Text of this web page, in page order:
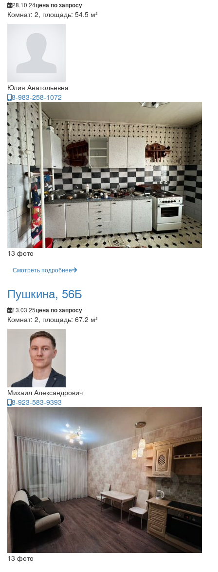
28.10.24цена по запросу
Комнат: 2, площадь: 54.5 м²
Юлия Анатольевна
8-983-258-1072
13 фото
Смотреть подробнее
Пушкина, 56Б
13.03.25цена по запросу
Комнат: 2, площадь: 67.2 м²
Михаил Александрович
8-923-583-9393
13 фото